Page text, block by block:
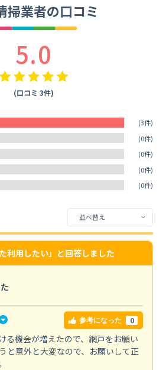
掃業者の口コミ
5.0
(口コミ 3件)
(3件)
(0件)
(0件)
(0件)
(0件)
利用したい」と回答しました
参考になった 0
る機会が増えたので、網戸をお願い
と意外と大変なので、お願いして正